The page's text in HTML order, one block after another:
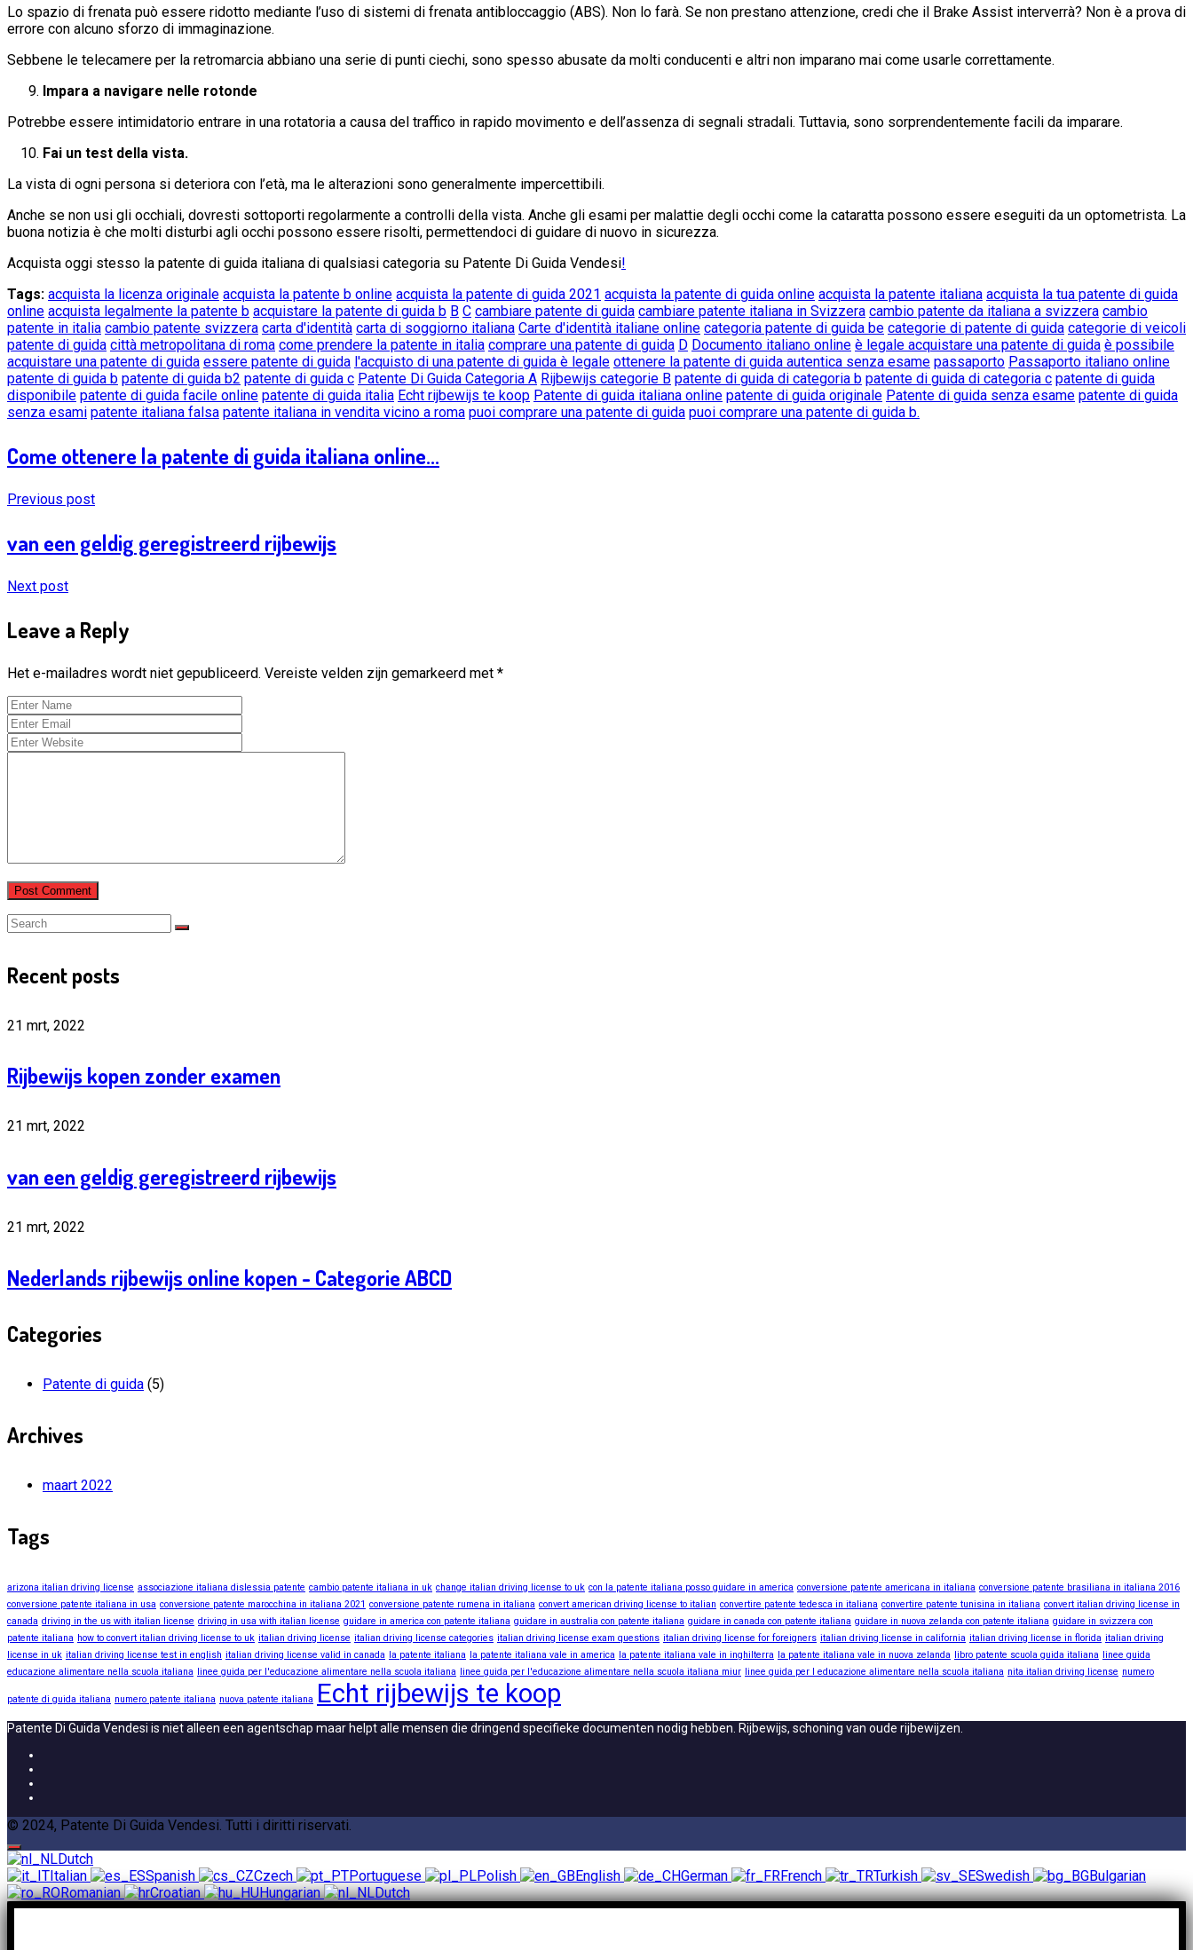
Lo spazio di frenata può essere ridotto mediante l’uso di sistemi di frenata antibloccaggio (ABS). Non lo farà. Se non prestano attenzione, credi che il Brake Assist interverrà? Non è a prova di
errore con alcuno sforzo di immaginazione.
Sebbene le telecamere per la retromarcia abbiano una serie di punti ciechi, sono spesso abusate da molti conducenti e altri non imparano mai come usarle correttamente.
Impara a navigare nelle rotonde
Potrebbe essere intimidatorio entrare in una rotatoria a causa del traffico in rapido movimento e dell’assenza di segnali stradali. Tuttavia, sono sorprendentemente facili da imparare.
Fai un test della vista.
La vista di ogni persona si deteriora con l’età, ma le alterazioni sono generalmente impercettibili.
Anche se non usi gli occhiali, dovresti sottoporti regolarmente a controlli della vista. Anche gli esami per malattie degli occhi come la cataratta possono essere eseguiti da un optometrista. La
buona notizia è che molti disturbi agli occhi possono essere risolti, permettendoci di guidare di nuovo in sicurezza.
Acquista oggi stesso la patente di guida italiana di qualsiasi categoria su Patente Di Guida Vendesi!
Tags: acquista la licenza originale acquista la patente b online acquista la patente di guida 2021 acquista la patente di guida online acquista la patente italiana acquista la tua patente di guida
online acquista legalmente la patente b acquistare la patente di guida b B C cambiare patente di guida cambiare patente italiana in Svizzera cambio patente da italiana a svizzera cambio
patente in italia cambio patente svizzera carta d'identità carta di soggiorno italiana Carte d'identità italiane online categoria patente di guida be categorie di patente di guida categorie di veicoli
patente di guida città metropolitana di roma come prendere la patente in italia comprare una patente di guida D Documento italiano online è legale acquistare una patente di guida è possibile
acquistare una patente di guida essere patente di guida l'acquisto di una patente di guida è legale ottenere la patente di guida autentica senza esame passaporto Passaporto italiano online
patente di guida b patente di guida b2 patente di guida c Patente Di Guida Categoria A Rijbewijs categorie B patente di guida di categoria b patente di guida di categoria c patente di guida
disponibile patente di guida facile online patente di guida italia Echt rijbewijs te koop Patente di guida italiana online patente di guida originale Patente di guida senza esame patente di guida
senza esami patente italiana falsa patente italiana in vendita vicino a roma puoi comprare una patente di guida puoi comprare una patente di guida b.
Come ottenere la patente di guida italiana online...
Previous post
van een geldig geregistreerd rijbewijs
Next post
Leave a Reply
Het e-mailadres wordt niet gepubliceerd. Vereiste velden zijn gemarkeerd met *
Recent posts
21 mrt, 2022
Rijbewijs kopen zonder examen
21 mrt, 2022
van een geldig geregistreerd rijbewijs
21 mrt, 2022
Nederlands rijbewijs online kopen - Categorie ABCD
Categories
Patente di guida (5)
Archives
maart 2022
Tags
arizona italian driving license associazione italiana dislessia patente cambio patente italiana in uk change italian driving license to uk con la patente italiana posso guidare in america conversione patente americana in italiana conversione patente brasiliana in italiana 2016
conversione patente italiana in usa conversione patente marocchina in italiana 2021 conversione patente rumena in italiana convert american driving license to italian convertire patente tedesca in italiana convertire patente tunisina in italiana convert italian driving license in
canada driving in the us with italian license driving in usa with italian license guidare in america con patente italiana guidare in australia con patente italiana guidare in canada con patente italiana guidare in nuova zelanda con patente italiana guidare in svizzera con
patente italiana how to convert italian driving license to uk italian driving license italian driving license categories italian driving license exam questions italian driving license for foreigners italian driving license in california italian driving license in florida italian driving
license in uk italian driving license test in english italian driving license valid in canada la patente italiana la patente italiana vale in america la patente italiana vale in inghilterra la patente italiana vale in nuova zelanda libro patente scuola guida italiana
linee guida
educazione alimentare nella scuola italiana
linee guida per l'educazione alimentare nella scuola italiana linee guida per l'educazione alimentare nella scuola italiana miur linee guida per l educazione alimentare nella scuola italiana nita italian driving license numero
patente di guida italiana numero patente italiana nuova patente italiana Echt rijbewijs te koop
Patente Di Guida Vendesi is niet alleen een agentschap maar helpt alle mensen die dringend specifieke documenten nodig hebben. Rijbewijs, schoning van oude rijbewijzen.
© 2024, Patente Di Guida Vendesi. Tutti i diritti riservati.
Dutch
Italian
Spanish Czech Portuguese Polish English German French Turkish Swedish
Bulgarian
Romanian
Croatian Hungarian Dutch